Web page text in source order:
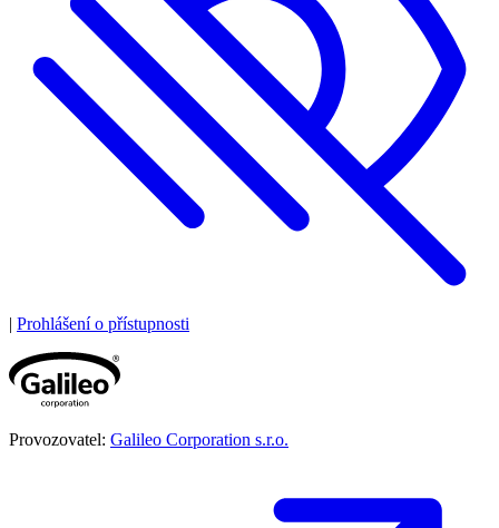
| Prohlášení o přístupnosti
Provozovatel: Galileo Corporation s.r.o.